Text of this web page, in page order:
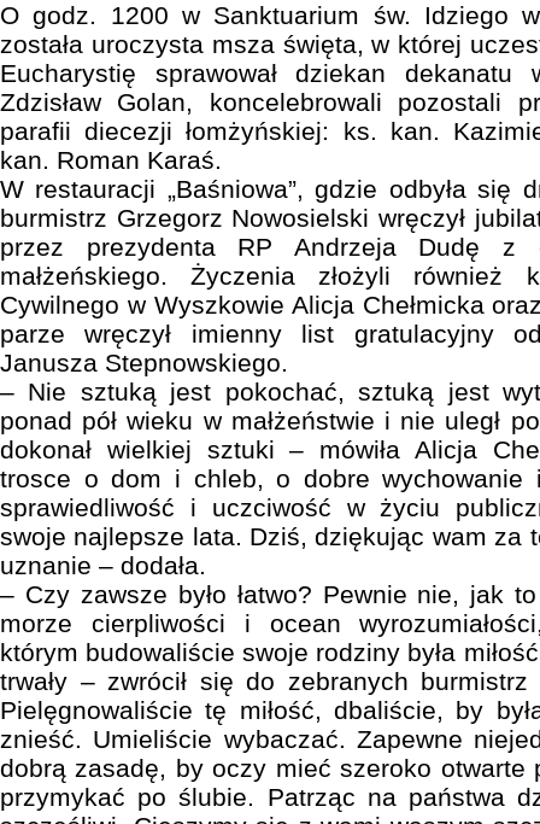
O godz. 1200 w Sanktuarium św. Idziego
została uroczysta msza święta, w której
Eucharystię sprawował dziekan dekanatu
Zdzisław Golan, koncelebrowali pozostali
parafii diecezji łomżyńskiej: ks. kan.
kan. Roman Karaś.
W restauracji „Baśniowa”, gdzie odbyła się
burmistrz Grzegorz Nowosielski wręczył
przez prezydenta RP Andrzeja Dudę z
małżeńskiego. Życzenia złożyli również
Cywilnego w Wyszkowie Alicja Chełmicka
parze wręczył imienny list gratulacyjny
Janusza Stepnowskiego.
– Nie sztuką jest pokochać, sztuką jest
ponad pół wieku w małżeństwie i nie uległ
dokonał wielkiej sztuki – mówiła Alicja
trosce o dom i chleb, o dobre wychowanie
sprawiedliwość i uczciwość w życiu
swoje najlepsze lata. Dziś, dziękując wam za
uznanie – dodała.
– Czy zawsze było łatwo? Pewnie nie, jak
morze cierpliwości i ocean
którym budowaliście swoje rodziny była
trwały – zwrócił się do zebranych
Pielęgnowaliście tę miłość, dbaliście, by
znieść. Umieliście wybaczać. Zapewne
dobrą zasadę, by oczy mieć szeroko otwarte
przymykać po ślubie. Patrząc na państwa